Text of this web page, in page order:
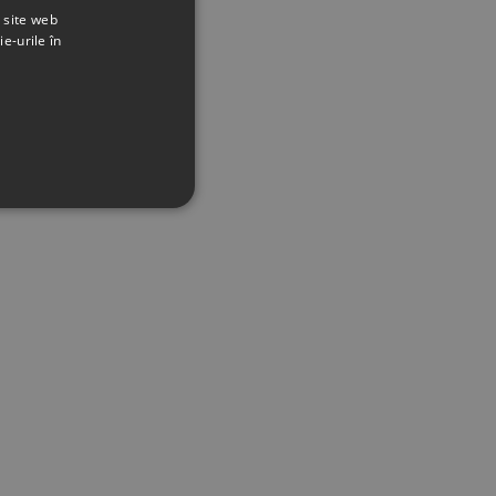
web
urile în